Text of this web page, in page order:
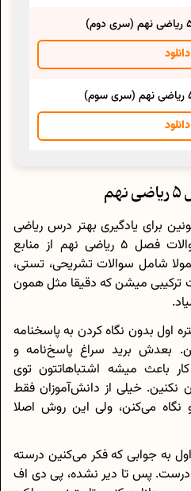
دانلود
دانلود
برای یادگیری بهتر درس ریاضی
انجام بدین، دانلود نمونه سوالات فصل 5 ریاضی نهم از منابع
شامل سوالات تشریحی، تستی،
میشن که دقیقا مثل همون
اول بدون نگاه کردن به پاسخنامه
بعدش برید سراغ پاسخ‌نامه و
باعث میشه اشتباهاتتون توی
نکنین. خیلی از دانش‌آموزان فقط
می‌کنن، ولی این روش اصلا
به جوابی که فکر می‌کنین درسته
درست. پس تا دیر نشده، پی دی اف